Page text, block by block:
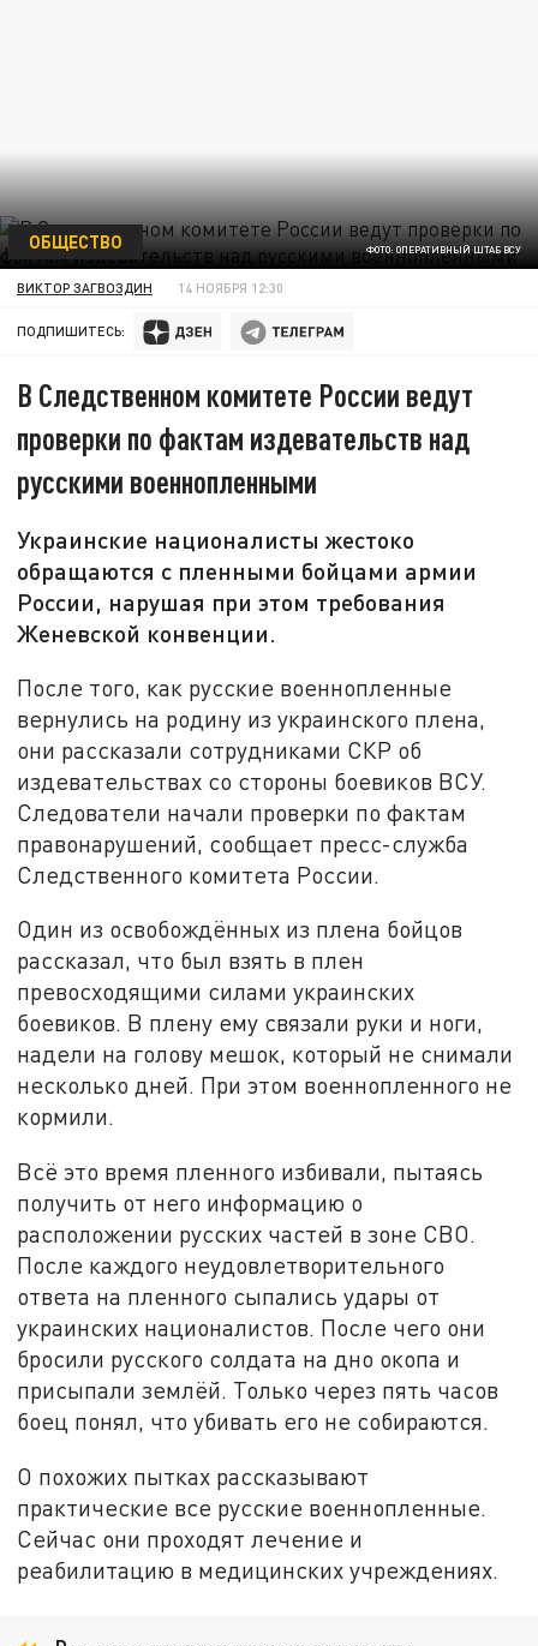
ФОТО: ОПЕРАТИВНЫЙ ШТАБ ВСУ
ОБЩЕСТВО
ВИКТОР ЗАГВОЗДИН 14 НОЯБРЯ 12:30
ПОДПИШИТЕСЬ:
В Следственном комитете России ведут
проверки по фактам издевательств над
русскими военнопленными
Украинские националисты жестоко
обращаются с пленными бойцами армии
России, нарушая при этом требования
Женевской конвенции.
После того, как русские военнопленные
вернулись на родину из украинского плена,
они рассказали сотрудниками СКР об
издевательствах со стороны боевиков ВСУ.
Следователи начали проверки по фактам
правонарушений, сообщает пресс-служба
Следственного комитета России.
Один из освобождённых из плена бойцов
рассказал, что был взять в плен
превосходящими силами украинских
боевиков. В плену ему связали руки и ноги,
надели на голову мешок, который не снимали
несколько дней. При этом военнопленного не
кормили.
Всё это время пленного избивали, пытаясь
получить от него информацию о
расположении русских частей в зоне СВО.
После каждого неудовлетворительного
ответа на пленного сыпались удары от
украинских националистов. После чего они
бросили русского солдата на дно окопа и
присыпали землёй. Только через пять часов
боец понял, что убивать его не собираются.
О похожих пытках рассказывают
практические все русские военнопленные.
Сейчас они проходят лечение и
реабилитацию в медицинских учреждениях.